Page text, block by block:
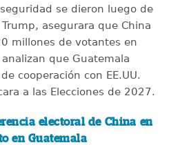
se dieron luego de
asegurara que China
millones de votantes en
que Guatemala
cooperación con EE.UU.
a las Elecciones de 2027.
electoral de China en
en Guatemala